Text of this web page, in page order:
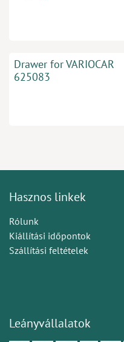
Drawer for VARIOCAR
625083
Hasznos linkek
Rólunk
Kiállítási időpontok
Szállítási feltételek
Leányvállalatok